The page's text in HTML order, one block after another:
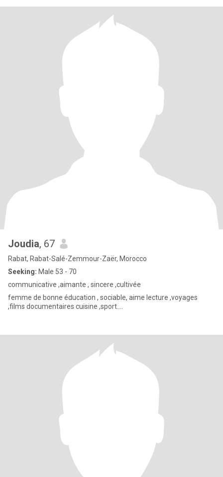
Joudia, 67
Rabat, Rabat-Salé-Zemmour-Zaër, Morocco
Seeking: Male 53 - 70
communicative ,aimante , sincere ,cultivée
femme de bonne éducation , sociable, aime lecture ,voyages
,films documentaires cuisine ,sport....